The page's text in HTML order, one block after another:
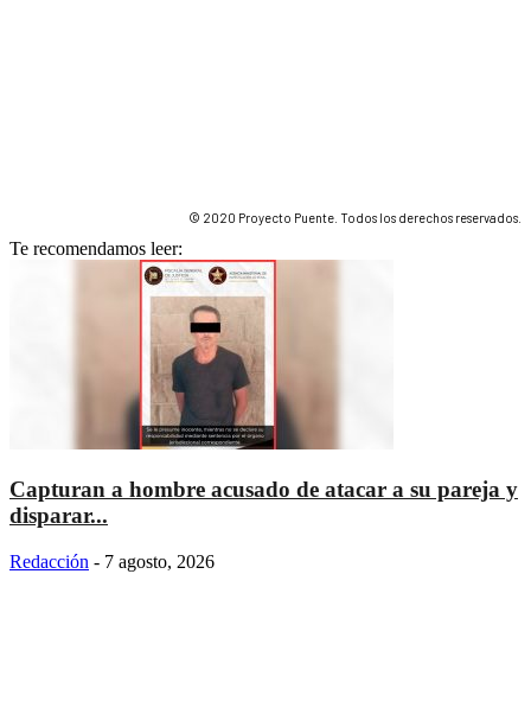
© 2020 Proyecto Puente. Todos los derechos reservados.
Te recomendamos leer:
Capturan a hombre acusado de atacar a su pareja y
disparar...
Redacción - 7 agosto, 2026